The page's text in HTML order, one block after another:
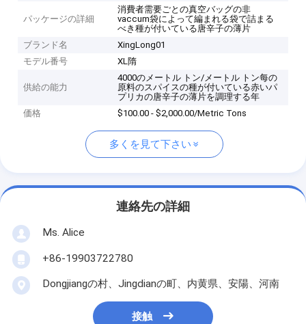
パッケージの詳細
消費者需要ごとの真空バッグの非
vaccum袋によって編まれる袋で詰まる
べき種が付いている唐辛子の薄片
ブランド名
XingLong01
モデル番号
XL隋
供給の能力
4000のメートル トン/メートル トン每の
原料のスパイスの種が付いている赤いパ
プリカの唐辛子の薄片を調理する年
価格
$100.00 - $2,000.00/Metric Tons
多くを見て下さい
連絡先の詳細
Ms. Alice
+86-19903722780
Dongjiangの村、Jingdianの町、内黄県、安陽、河南
接触